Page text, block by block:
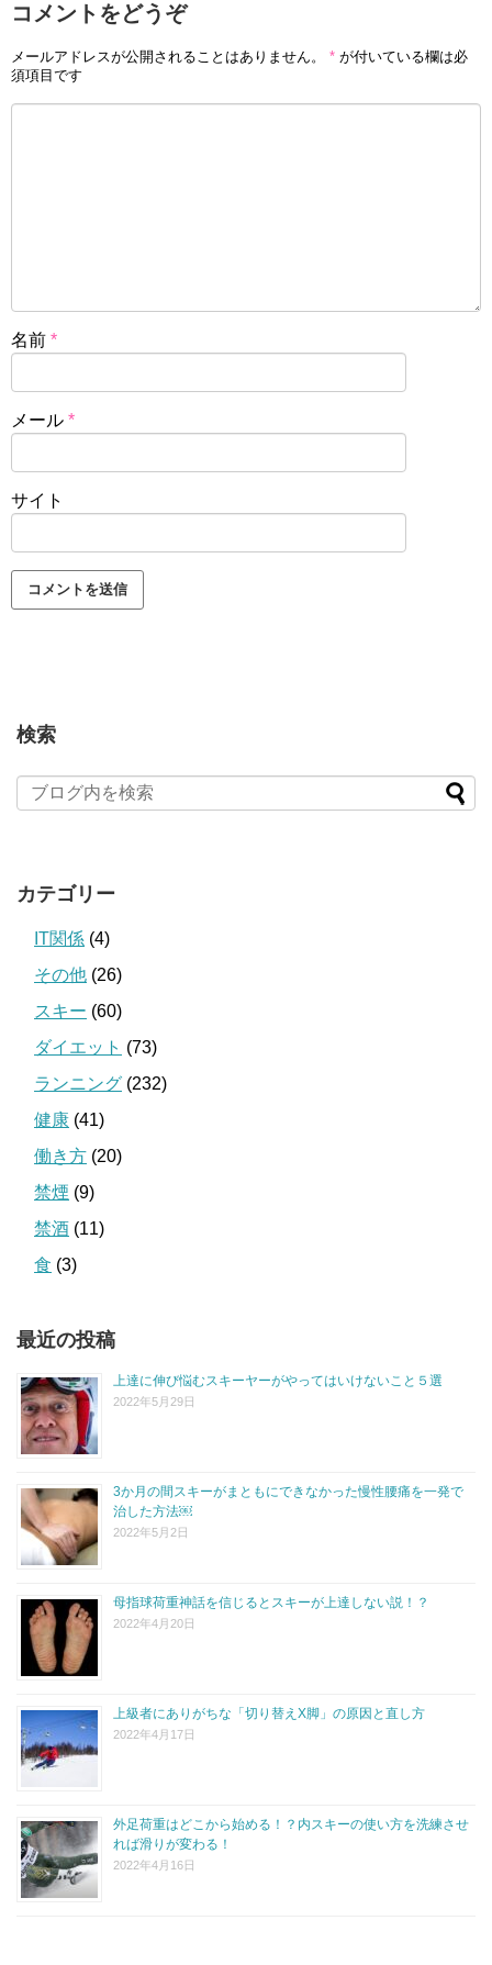
コメントをどうぞ
メールアドレスが公開されることはありません。 * が付いている欄は必
須項目です
名前 *
メール *
サイト
検索
カテゴリー
IT関係 (4)
その他 (26)
スキー (60)
ダイエット (73)
ランニング (232)
健康 (41)
働き方 (20)
禁煙 (9)
禁酒 (11)
食 (3)
最近の投稿
上達に伸び悩むスキーヤーがやってはいけないこと５選
2022年5月29日
3か月の間スキーがまともにできなかった慢性腰痛を一発で
治した方法￼
2022年5月2日
母指球荷重神話を信じるとスキーが上達しない説！？
2022年4月20日
上級者にありがちな「切り替えX脚」の原因と直し方
2022年4月17日
外足荷重はどこから始める！？内スキーの使い方を洗練させ
れば滑りが変わる！
2022年4月16日